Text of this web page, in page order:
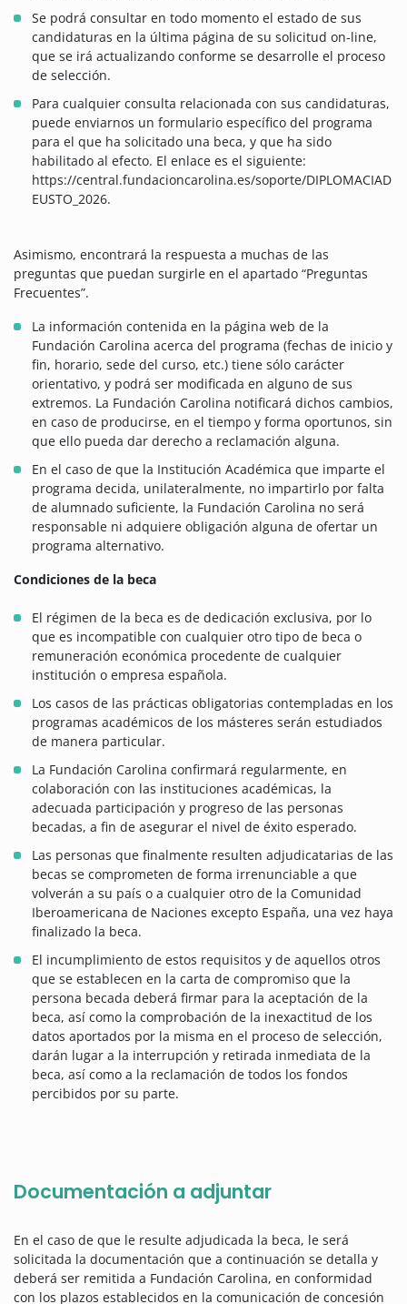
Se podrá consultar en todo momento el estado de sus
candidaturas en la última página de su solicitud on-line,
que se irá actualizando conforme se desarrolle el proceso
de selección.
Para cualquier consulta relacionada con sus candidaturas,
puede enviarnos un formulario específico del programa
para el que ha solicitado una beca, y que ha sido
habilitado al efecto. El enlace es el siguiente:
https://central.fundacioncarolina.es/soporte/DIPLOMACIAD
EUSTO_2026.
Asimismo, encontrará la respuesta a muchas de las
preguntas que puedan surgirle en el apartado “Preguntas
Frecuentes”.
La información contenida en la página web de la
Fundación Carolina acerca del programa (fechas de inicio y
fin, horario, sede del curso, etc.) tiene sólo carácter
orientativo, y podrá ser modificada en alguno de sus
extremos. La Fundación Carolina notificará dichos cambios,
en caso de producirse, en el tiempo y forma oportunos, sin
que ello pueda dar derecho a reclamación alguna.
En el caso de que la Institución Académica que imparte el
programa decida, unilateralmente, no impartirlo por falta
de alumnado suficiente, la Fundación Carolina no será
responsable ni adquiere obligación alguna de ofertar un
programa alternativo.
Condiciones de la beca
El régimen de la beca es de dedicación exclusiva, por lo
que es incompatible con cualquier otro tipo de beca o
remuneración económica procedente de cualquier
institución o empresa española.
Los casos de las prácticas obligatorias contempladas en los
programas académicos de los másteres serán estudiados
de manera particular.
La Fundación Carolina confirmará regularmente, en
colaboración con las instituciones académicas, la
adecuada participación y progreso de las personas
becadas, a fin de asegurar el nivel de éxito esperado.
Las personas que finalmente resulten adjudicatarias de las
becas se comprometen de forma irrenunciable a que
volverán a su país o a cualquier otro de la Comunidad
Iberoamericana de Naciones excepto España, una vez haya
finalizado la beca.
El incumplimiento de estos requisitos y de aquellos otros
que se establecen en la carta de compromiso que la
persona becada deberá firmar para la aceptación de la
beca, así como la comprobación de la inexactitud de los
datos aportados por la misma en el proceso de selección,
darán lugar a la interrupción y retirada inmediata de la
beca, así como a la reclamación de todos los fondos
percibidos por su parte.
Documentación a adjuntar
En el caso de que le resulte adjudicada la beca, le será
solicitada la documentación que a continuación se detalla y
deberá ser remitida a Fundación Carolina, en conformidad
con los plazos establecidos en la comunicación de concesión